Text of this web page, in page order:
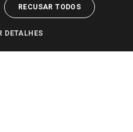
RECUSAR TODOS
DETALHES